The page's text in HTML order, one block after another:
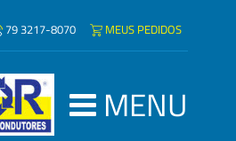
79 3217-8070 MEUS PEDIDOS
MENU